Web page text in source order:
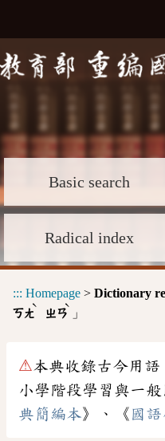
Basic search
Radical index
::: Homepage > Dictionary
ㄎㄤ
ˋ
ㄓㄢ
ˋ
」
⚠本典收錄古今用語
小學階段學習與一
典簡編本》、《 國